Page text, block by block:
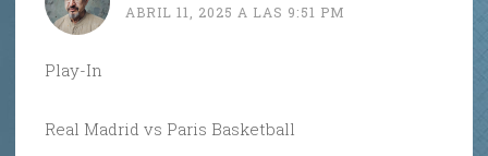
ABRIL 11, 2025 A LAS 9:51 PM
Play-In
Real Madrid vs Paris Basketball